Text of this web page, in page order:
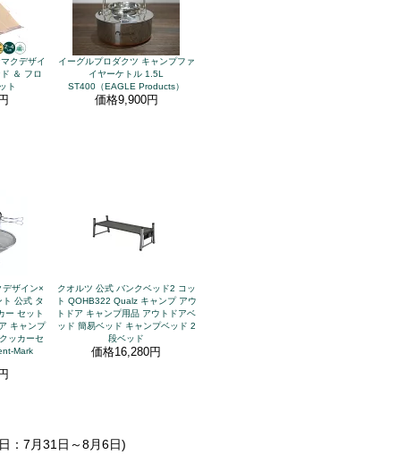
クデザイ
＆ フロ
ト
イーグルプロダクツ キャンプファ
イヤーケトル 1.5L
ST400（EAGLE Products）
価格9,900円
デザイン×
ト 公式 タ
ー セット
キャンプ
ッカーセ
Mark
クオルツ 公式 バンクベッド2 コッ
ト QOHB322 Qualz キャンプ アウ
トドア キャンプ用品 アウトドアベ
ッド 簡易ベッド キャンプベッド 2
段ベッド
価格16,280円
：7月31日～8月6日)